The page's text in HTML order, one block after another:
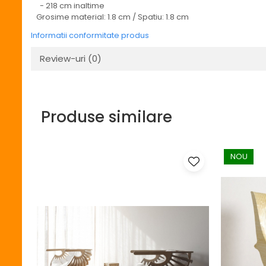
- 218 cm inaltime
Grosime material: 1.8 cm / Spatiu: 1.8 cm
Informatii conformitate produs
Review-uri (0)
Produse similare
NOU